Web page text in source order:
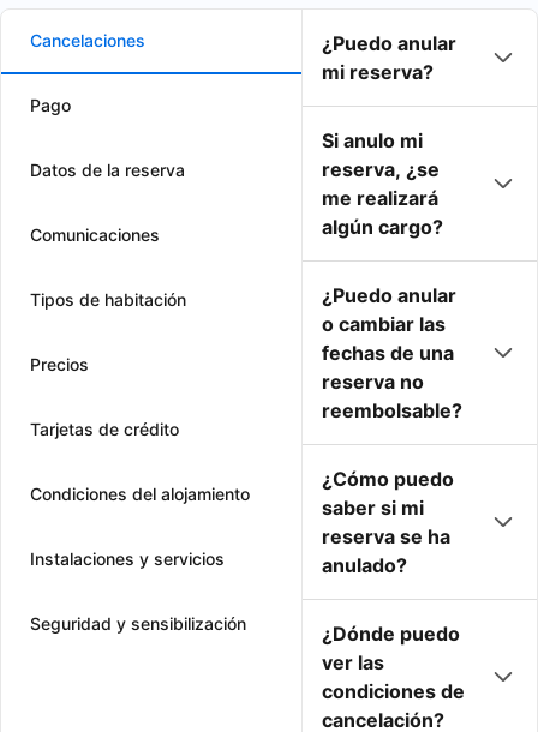
Cancelaciones
Pago
Datos de la reserva
Comunicaciones
Tipos de habitación
Precios
Tarjetas de crédito
Condiciones del alojamiento
Instalaciones y servicios
Seguridad y sensibilización
¿Puedo anular
mi reserva?
Si anulo mi
reserva, ¿se
me realizará
algún cargo?
¿Puedo anular
o cambiar las
fechas de una
reserva no
reembolsable?
¿Cómo puedo
saber si mi
reserva se ha
anulado?
¿Dónde puedo
ver las
condiciones de
cancelación?